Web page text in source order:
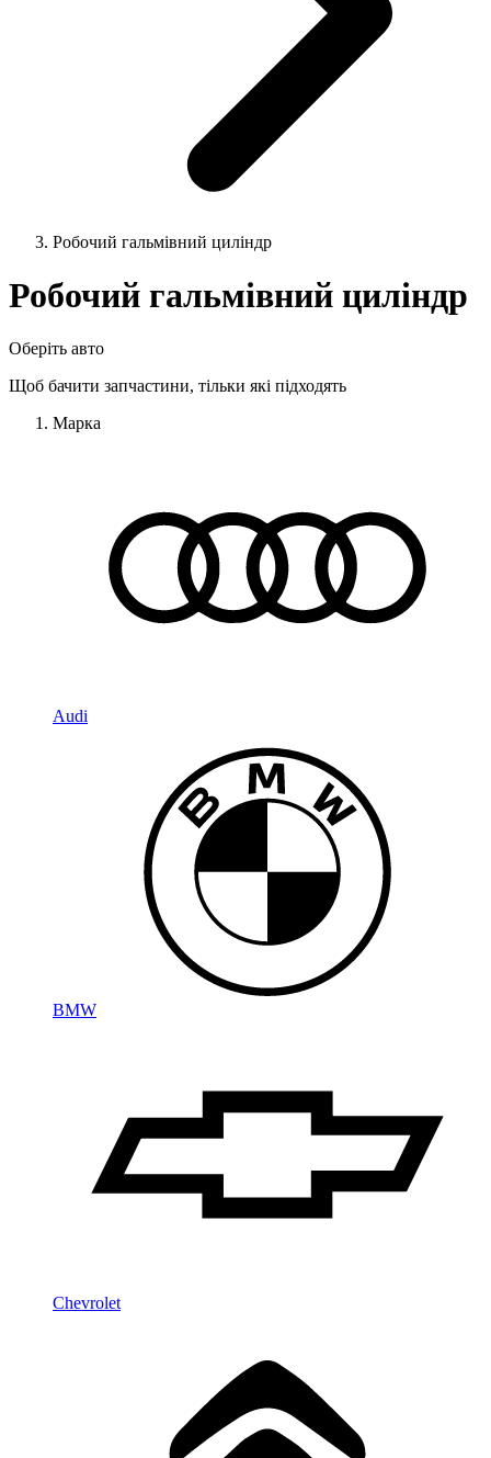
Робочий гальмівний циліндр
Робочий гальмівний циліндр
Оберіть авто
Щоб бачити запчастини, тільки які підходять
Марка
Audi
BMW
Chevrolet